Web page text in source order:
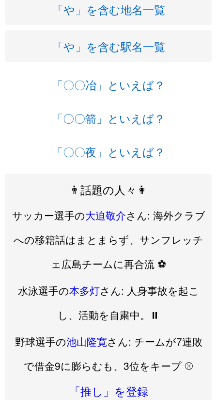
「や」を含む地名一覧
「や」を含む駅名一覧
「〇〇冶」といえば？
「〇〇箭」といえば？
「〇〇夜」といえば？
👨話題の人々👩
サッカー選手の大迫敬介さん: 海外クラブ
への移籍話はまとまらず、サンフレッチ
ェ広島チームに再合流 ⚽️
水泳選手の本多灯さん: 人身事故を起こ
し、活動を自粛中。⏸️
野球選手の池山隆寛さん: チームが7連敗
で借金9に膨らむも、3位をキープ ⚾️
「推し」を登録